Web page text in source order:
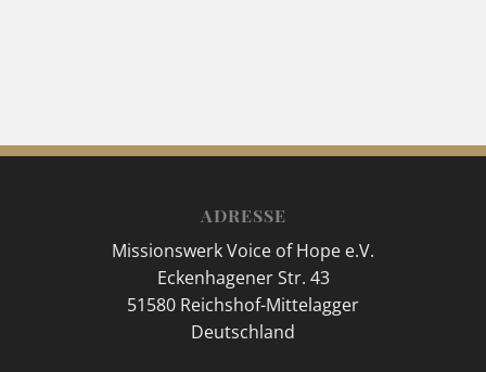
ADRESSE
Missionswerk Voice of Hope e.V.
Eckenhagener Str. 43
51580 Reichshof-Mittelagger
Deutschland